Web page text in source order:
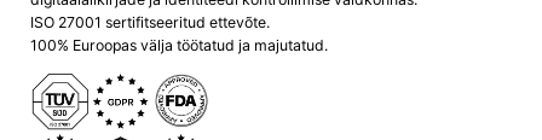
ISO 27001 sertifitseeritud ettevõte.
100% Euroopas välja töötatud ja majutatud.